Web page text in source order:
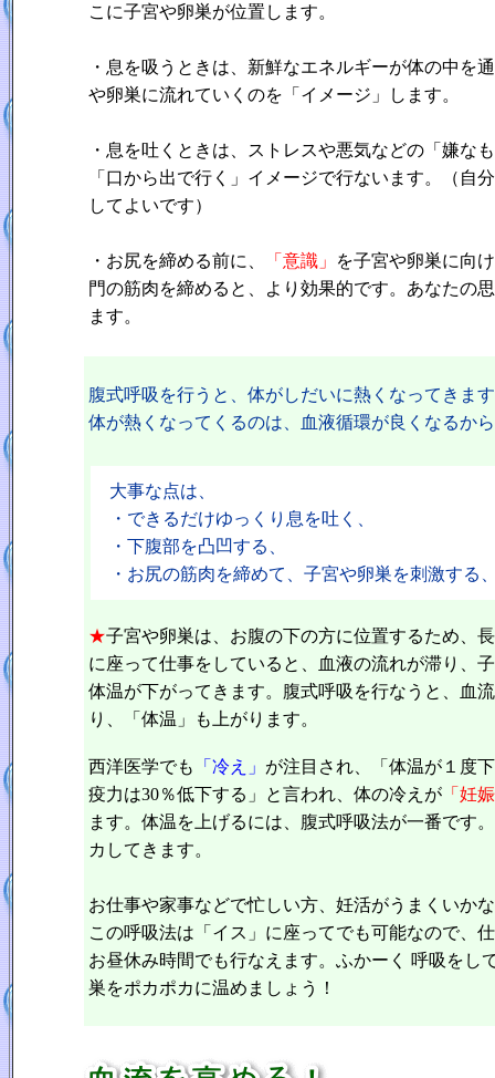
こに子宮や卵巣が位置します。
・ 息を吸うときは、新鮮なエネルギーが体の中を
や卵巣に流れていくのを「イメージ」します。
・ 息を吐くときは、ストレスや悪気などの「嫌な
「口から出で行く」イメージで行ないます。（自
してよいです）
・ お尻を締める前に、 「意識」
を子宮や卵巣に向
門の筋肉を締めると、より効果的です。あなたの
ます。
腹式呼吸を行うと、体がしだいに熱くなってきま
体が熱くなってくるのは、血液循環が良くなるか
大事な点は、
・できるだけゆっくり息を吐く、
・下腹部を凸凹する、
・お尻の筋肉を締めて、子宮や卵巣を刺激する
★子宮や卵巣は、お腹の下の方に位置するため、
に座って仕事をしていると、血液の流れが滞り、
体温が下がってきます。腹式呼吸を行なうと、血
り、「体温」も上がります。
西洋医学でも 「冷え」 が注目され、「体温が１度
疫力は30％低下する」と言われ、体の冷えが 「妊
ます。体温を上げるには、腹式呼吸法が一番です
カしてきます。
お仕事や家事などで忙しい方、妊活がうまくいか
この呼吸法は「イス」に座ってでも可能なので、
お昼休み時間でも行なえます。ふかーく 呼吸をし
巣をポカポカに温めましょう！